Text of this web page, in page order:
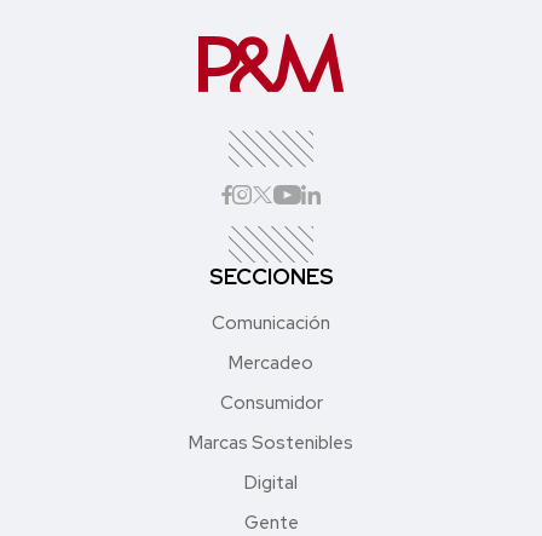
SECCIONES
Comunicación
Mercadeo
Consumidor
Marcas Sostenibles
Digital
Gente